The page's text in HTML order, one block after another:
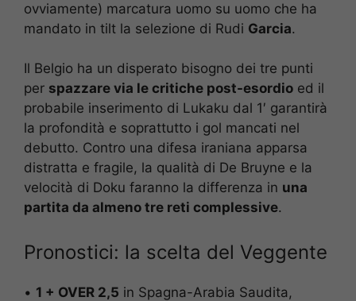
ovviamente) marcatura uomo su uomo che ha
mandato in tilt la selezione di Rudi Garcia.
Il Belgio ha un disperato bisogno dei tre punti
per spazzare via le critiche post-esordio ed il
probabile inserimento di Lukaku dal 1′ garantirà
la profondità e soprattutto i gol mancati nel
debutto. Contro una difesa iraniana apparsa
distratta e fragile, la qualità di De Bruyne e la
velocità di Doku faranno la differenza in una
partita da almeno tre reti complessive.
Pronostici: la scelta del Veggente
• 1 + OVER 2,5 in Spagna-Arabia Saudita,